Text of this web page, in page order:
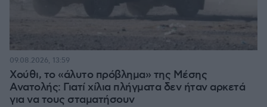
Χούθι, το «άλυτο πρόβλημα» της Μέσης
Ανατολής: Γιατί χίλια πλήγματα δεν ήταν αρκετά
για να τους σταματήσουν
09.08.2026, 13:59